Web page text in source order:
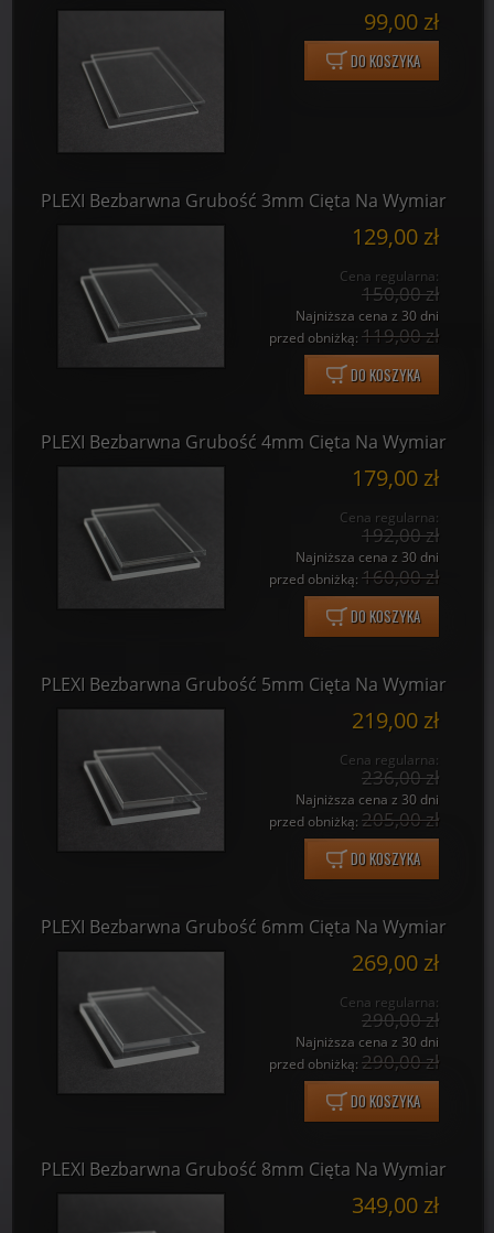
99,00 zł
DO KOSZYKA
PLEXI Bezbarwna Grubość 3mm Cięta Na Wymiar
129,00 zł
Cena regularna:
150,00 zł
Najniższa cena z 30 dni
przed obniżką: 119,00 zł
DO KOSZYKA
PLEXI Bezbarwna Grubość 4mm Cięta Na Wymiar
179,00 zł
Cena regularna:
192,00 zł
Najniższa cena z 30 dni
przed obniżką: 160,00 zł
DO KOSZYKA
PLEXI Bezbarwna Grubość 5mm Cięta Na Wymiar
219,00 zł
Cena regularna:
236,00 zł
Najniższa cena z 30 dni
przed obniżką: 205,00 zł
DO KOSZYKA
PLEXI Bezbarwna Grubość 6mm Cięta Na Wymiar
269,00 zł
Cena regularna:
290,00 zł
Najniższa cena z 30 dni
przed obniżką: 290,00 zł
DO KOSZYKA
PLEXI Bezbarwna Grubość 8mm Cięta Na Wymiar
349,00 zł